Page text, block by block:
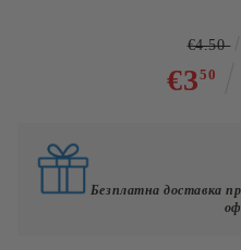
€350
€4.50
Безплатна доставка